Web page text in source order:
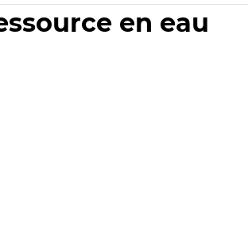
en eau